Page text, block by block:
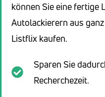
können Sie eine fertige
Autolackierern aus
Listflix kaufen.
Sparen Sie
Recherchezeit.